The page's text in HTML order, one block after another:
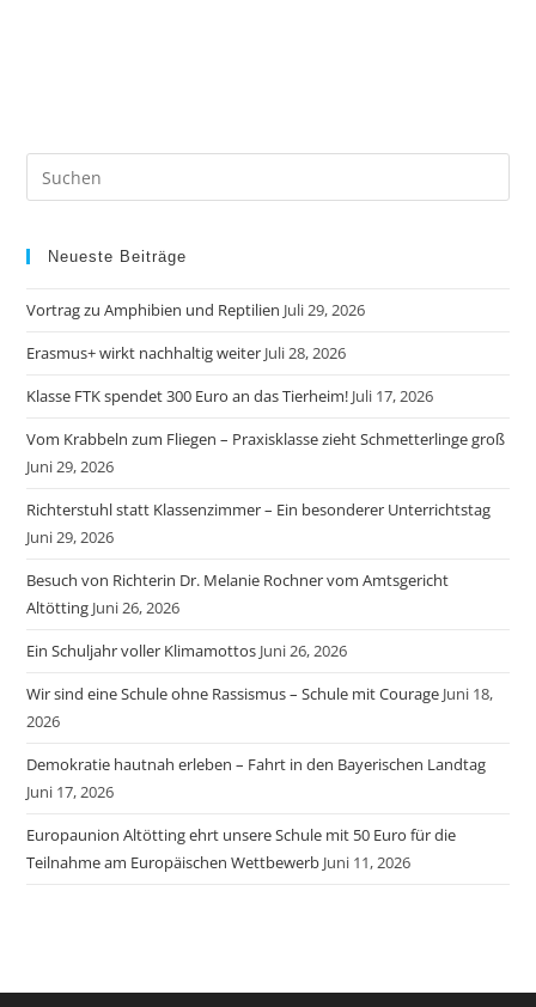
Neueste Beiträge
Vortrag zu Amphibien und Reptilien Juli 29, 2026
Erasmus+ wirkt nachhaltig weiter Juli 28, 2026
Klasse FTK spendet 300 Euro an das Tierheim! Juli 17, 2026
Vom Krabbeln zum Fliegen – Praxisklasse zieht Schmetterlinge groß
Juni 29, 2026
Richterstuhl statt Klassenzimmer – Ein besonderer Unterrichtstag
Juni 29, 2026
Besuch von Richterin Dr. Melanie Rochner vom Amtsgericht
Altötting Juni 26, 2026
Ein Schuljahr voller Klimamottos Juni 26, 2026
Wir sind eine Schule ohne Rassismus – Schule mit Courage Juni 18,
2026
Demokratie hautnah erleben – Fahrt in den Bayerischen Landtag
Juni 17, 2026
Europaunion Altötting ehrt unsere Schule mit 50 Euro für die
Teilnahme am Europäischen Wettbewerb Juni 11, 2026